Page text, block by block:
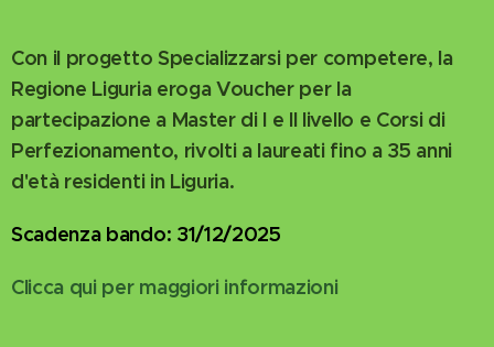
Con il progetto Specializzarsi per competere, la
Regione Liguria eroga Voucher per la
partecipazione a Master di I e II livello e Corsi di
Perfezionamento, rivolti a laureati fino a 35 anni
d'età residenti in Liguria.
Scadenza bando: 31/12/2025
Clicca qui per maggiori informazioni